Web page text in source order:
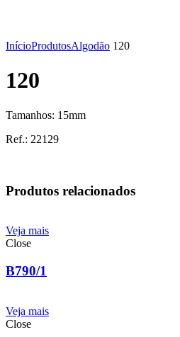
InícioProdutosAlgodão 120
120
Tamanhos: 15mm
Ref.: 22129
Produtos relacionados
Veja mais
Close
B790/1
Veja mais
Close